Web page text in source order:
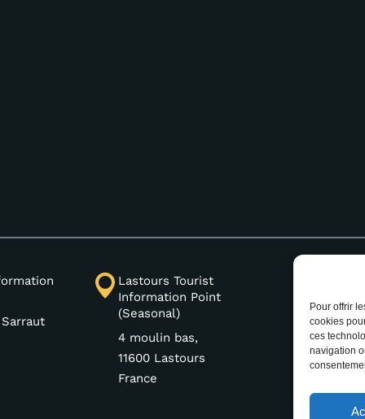
Pour offrir
cookies
ces
navigation
Lastours Tourist
Information Point
(Seasonal)
4 moulin bas,
11600 Lastours
France